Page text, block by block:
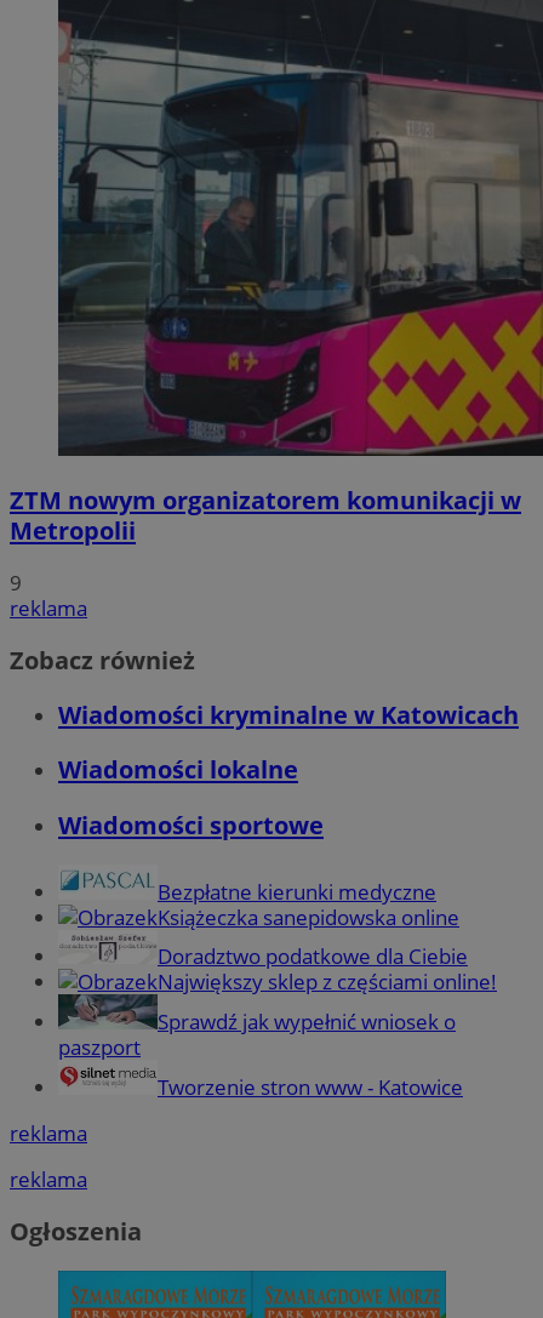
ZTM nowym organizatorem komunikacji w
Metropolii
9
reklama
Zobacz również
Wiadomości kryminalne w Katowicach
Wiadomości lokalne
Wiadomości sportowe
Bezpłatne kierunki medyczne
Książeczka sanepidowska online
Doradztwo podatkowe dla Ciebie
Największy sklep z częściami online!
Sprawdź jak wypełnić wniosek o
paszport
Tworzenie stron www - Katowice
reklama
reklama
Ogłoszenia